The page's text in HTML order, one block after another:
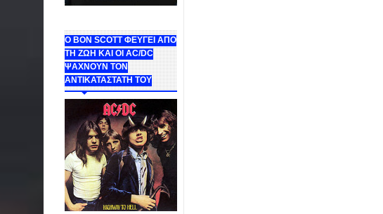
Ο BON SCOTT ΦΕΥΓΕΙ ΑΠΟ
ΤΗ ΖΩΗ ΚΑΙ ΟΙ AC/DC
ΨΑΧΝΟΥΝ ΤΟΝ
ΑΝΤΙΚΑΤΑΣΤΑΤΗ ΤΟΥ